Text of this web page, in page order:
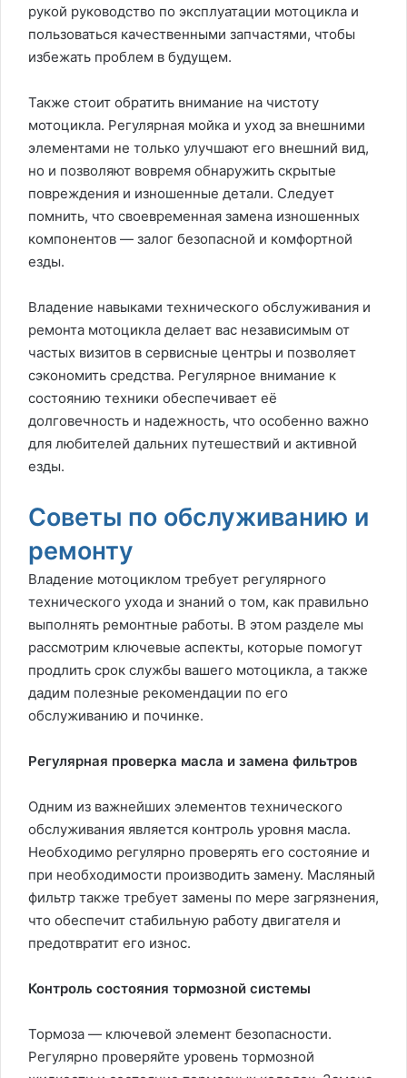
рукой руководство по эксплуатации мотоцикла и
пользоваться качественными запчастями, чтобы
избежать проблем в будущем.
Также стоит обратить внимание на чистоту
мотоцикла. Регулярная мойка и уход за внешними
элементами не только улучшают его внешний вид,
но и позволяют вовремя обнаружить скрытые
повреждения и изношенные детали. Следует
помнить, что своевременная замена изношенных
компонентов — залог безопасной и комфортной
езды.
Владение навыками технического обслуживания и
ремонта мотоцикла делает вас независимым от
частых визитов в сервисные центры и позволяет
сэкономить средства. Регулярное внимание к
состоянию техники обеспечивает её
долговечность и надежность, что особенно важно
для любителей дальних путешествий и активной
езды.
Советы по обслуживанию и
ремонту
Владение мотоциклом требует регулярного
технического ухода и знаний о том, как правильно
выполнять ремонтные работы. В этом разделе мы
рассмотрим ключевые аспекты, которые помогут
продлить срок службы вашего мотоцикла, а также
дадим полезные рекомендации по его
обслуживанию и починке.
Регулярная проверка масла и замена фильтров
Одним из важнейших элементов технического
обслуживания является контроль уровня масла.
Необходимо регулярно проверять его состояние и
при необходимости производить замену. Масляный
фильтр также требует замены по мере загрязнения,
что обеспечит стабильную работу двигателя и
предотвратит его износ.
Контроль состояния тормозной системы
Тормоза — ключевой элемент безопасности.
Регулярно проверяйте уровень тормозной